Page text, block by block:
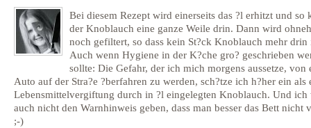
Bei diesem Rezept wird einerseits das ?l erhitzt und so
der Knoblauch eine ganze Weile drin. Dann wird
noch gefiltert, so dass kein St?ck Knoblauch mehr drin
Auch wenn Hygiene in der K?che gro? geschrieben
sollte: Die Gefahr, der ich mich morgens aussetze, von
Auto auf der Stra?e ?berfahren zu werden, sch?tze ich h?her ein als
Lebensmittelvergiftung durch in ?l eingelegten Knoblauch. Und ich
auch nicht den Warnhinweis geben, dass man besser das Bett nicht
;-)